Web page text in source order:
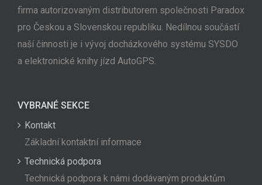
firma autorizovaným distributorem společnosti Paradox
pro Českou a Slovenskou republiku. Nedílnou součástí
naší činnosti je i vývoj docházkového systému SYSDO
a elektronické knihy jízd AutoGPS.
VYBRANÉ SEKCE
Kontakt
Základní kontaktní informace
Technická podpora
Technická podpora k námi dodávaným produktům